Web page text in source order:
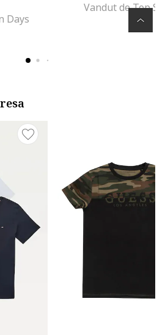
Days
Vandut de Top